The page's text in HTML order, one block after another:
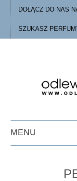
DOŁĄCZ DO NAS
SZUKASZ
MENU